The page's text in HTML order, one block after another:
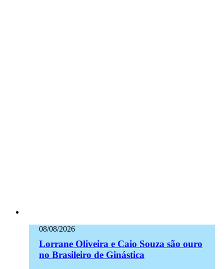
08/08/2026
Lorrane Oliveira e Caio Souza são ouro
no Brasileiro de Ginástica